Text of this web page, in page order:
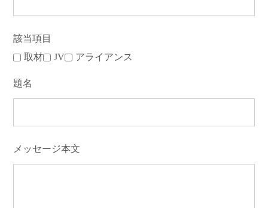
該当項目
取材
JV アライアンス
題名
メッセージ本文